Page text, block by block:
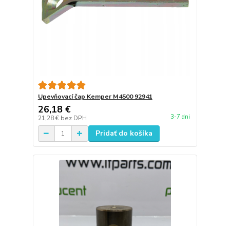
Upevňovací čap Kemper M4500 92941
26,18 €
21,28 € bez DPH 3-7 dni
Pridať do košíka